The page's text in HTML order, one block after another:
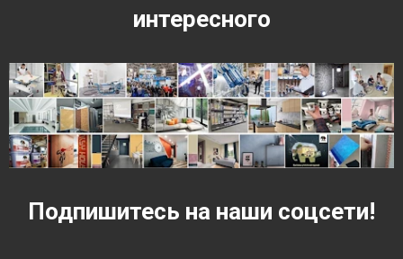
интересного
Подпишитесь на наши соцсети!